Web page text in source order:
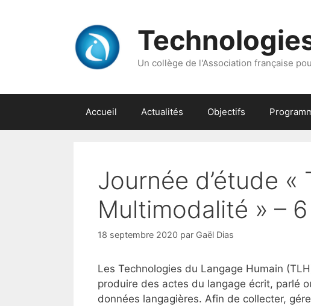
Un collège de l'Association française
Accueil Actualités Objectifs
Journée d’étude «
Multimodalité » –
18 septembre 2020 par Gaël Dias
Les Technologies du Langage Humain
produire des actes du langage écrit, parlé
données langagières. Afin de collecter,